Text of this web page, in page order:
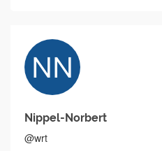
Nippel-Norbert
@wrt